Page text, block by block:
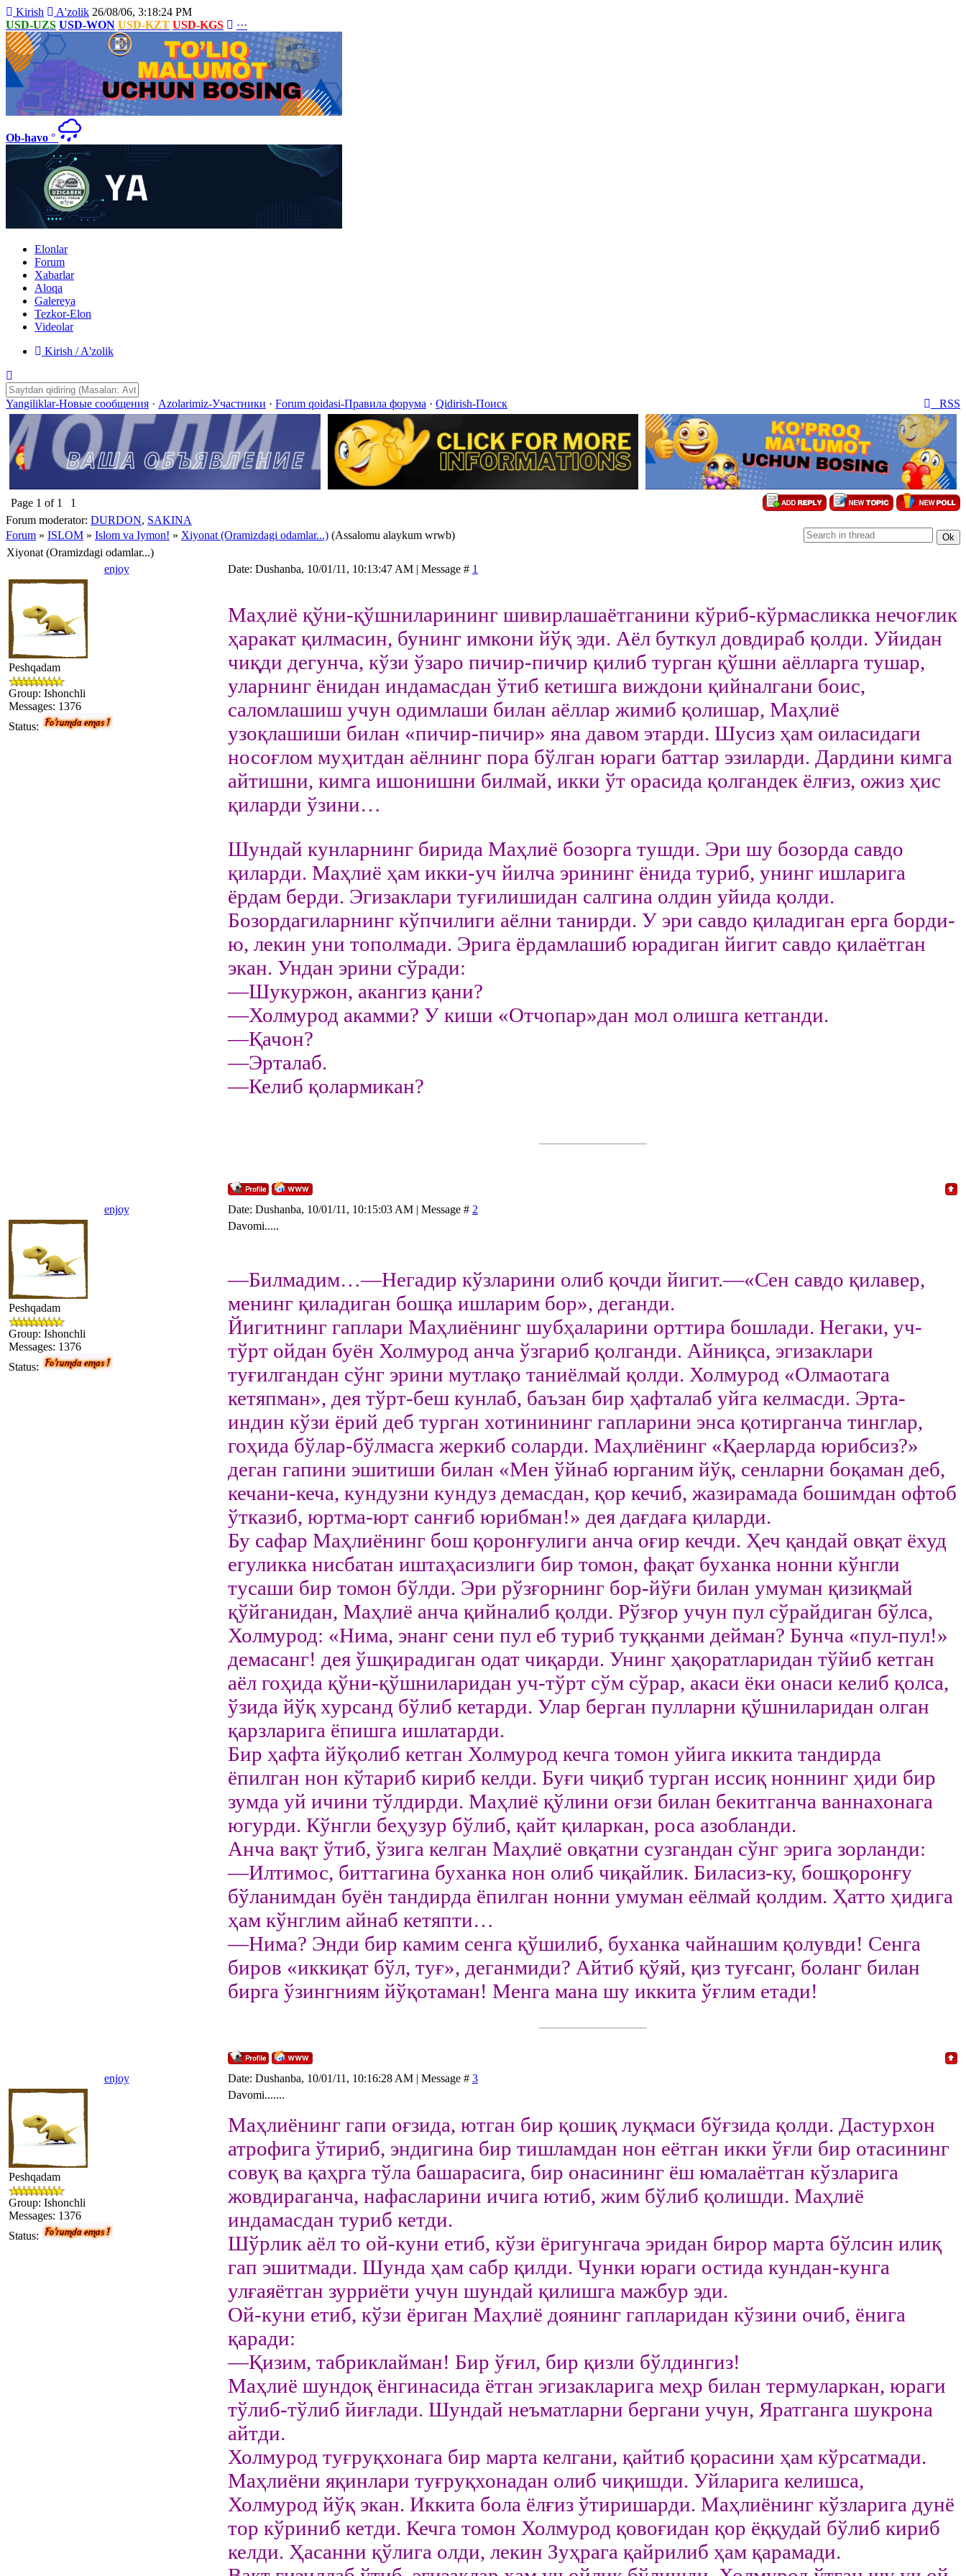
Kirish A'zolik 26/08/06, 3:18:24 PM
USD-UZS USD-WON USD-KZT USD-KGS ···
Ob-havo °
Elonlar
Forum
Xabarlar
Aloqa
Galereya
Tezkor-Elon
Videolar
Kirish / A'zolik
RSS
Yangiliklar-Новые сообщения · Azolarimiz-Участники · Forum qoidasi-Правила форума · Qidirish-Поиск
Page 1 of 1
1
Forum moderator: DURDON, SAKINA
Forum » ISLOM » Islom va Iymon! » Xiyonat (Oramizdagi odamlar...) (Assalomu alaykum wrwb)
Xiyonat (Oramizdagi odamlar...)
enjoy
Date: Dushanba, 10/01/11, 10:13:47 AM | Message # 1
Peshqadam
Group: Ishonchli
Messages: 1376
Status:
Маҳлиё қўни-қўшниларининг шивирлашаётганини кўриб-кўрмасликка нечоғлик
ҳаракат қилмасин, бунинг имкони йўқ эди. Аёл буткул довдираб қолди. Уйидан
чиқди дегунча, кўзи ўзаро пичир-пичир қилиб турган қўшни аёлларга тушар,
уларнинг ёнидан индамасдан ўтиб кетишга виждони қийналгани боис,
саломлашиш учун одимлаши билан аёллар жимиб қолишар, Маҳлиё
узоқлашиши билан «пичир-пичир» яна давом этарди. Шусиз ҳам оиласидаги
носоғлом муҳитдан аёлнинг пора бўлган юраги баттар эзиларди. Дардини кимга
айтишни, кимга ишонишни билмай, икки ўт орасида қолгандек ёлғиз, ожиз ҳис
қиларди ўзини…
Шундай кунларнинг бирида Маҳлиё бозорга тушди. Эри шу бозорда савдо
қиларди. Маҳлиё ҳам икки-уч йилча эрининг ёнида туриб, унинг ишларига
ёрдам берди. Эгизаклари туғилишидан салгина олдин уйида қолди.
Бозордагиларнинг кўпчилиги аёлни танирди. У эри савдо қиладиган ерга борди-
ю, лекин уни тополмади. Эрига ёрдамлашиб юрадиган йигит савдо қилаётган
экан. Ундан эрини сўради:
—Шукуржон, акангиз қани?
—Холмурод акамми? У киши «Отчопар»дан мол олишга кетганди.
—Қачон?
—Эрталаб.
—Келиб қолармикан?
enjoy Date: Dushanba, 10/01/11, 10:15:03 AM | Message # 2
Peshqadam
Group: Ishonchli
Messages: 1376
Status:
Davomi.....
—Билмадим…—Негадир кўзларини олиб қочди йигит.—«Сен савдо қилавер,
менинг қиладиган бошқа ишларим бор», деганди.
Йигитнинг гаплари Маҳлиёнинг шубҳаларини орттира бошлади. Негаки, уч-
тўрт ойдан буён Холмурод анча ўзгариб қолганди. Айниқса, эгизаклари
туғилгандан сўнг эрини мутлақо таниёлмай қолди. Холмурод «Олмаотага
кетяпман», дея тўрт-беш кунлаб, баъзан бир ҳафталаб уйга келмасди. Эрта-
индин кўзи ёрий деб турган хотинининг гапларини энса қотирганча тинглар,
гоҳида бўлар-бўлмасга жеркиб соларди. Маҳлиёнинг «Қаерларда юрибсиз?»
деган гапини эшитиши билан «Мен ўйнаб юрганим йўқ, сенларни боқаман деб,
кечани-кеча, кундузни кундуз демасдан, қор кечиб, жазирамада бошимдан офтоб
ўтказиб, юртма-юрт санғиб юрибман!» дея дағдаға қиларди.
Бу сафар Маҳлиёнинг бош қоронғулиги анча оғир кечди. Ҳеч қандай овқат ёхуд
егуликка нисбатан иштаҳасизлиги бир томон, фақат буханка нонни кўнгли
тусаши бир томон бўлди. Эри рўзғорнинг бор-йўғи билан умуман қизиқмай
қўйганидан, Маҳлиё анча қийналиб қолди. Рўзғор учун пул сўрайдиган бўлса,
Холмурод: «Нима, энанг сени пул еб туриб туққанми дейман? Бунча «пул-пул!»
демасанг! дея ўшқирадиган одат чиқарди. Унинг ҳақоратларидан тўйиб кетган
аёл гоҳида қўни-қўшниларидан уч-тўрт сўм сўрар, акаси ёки онаси келиб қолса,
ўзида йўқ хурсанд бўлиб кетарди. Улар берган пулларни қўшниларидан олган
қарзларига ёпишга ишлатарди.
Бир ҳафта йўқолиб кетган Холмурод кечга томон уйига иккита тандирда
ёпилган нон кўтариб кириб келди. Буғи чиқиб турган иссиқ ноннинг ҳиди бир
зумда уй ичини тўлдирди. Маҳлиё қўлини оғзи билан бекитганча ваннахонага
югурди. Кўнгли беҳузур бўлиб, қайт қиларкан, роса азобланди.
Анча вақт ўтиб, ўзига келган Маҳлиё овқатни сузгандан сўнг эрига зорланди:
—Илтимос, биттагина буханка нон олиб чиқайлик. Биласиз-ку, бошқоронғу
бўланимдан буён тандирда ёпилган нонни умуман еёлмай қолдим. Ҳатто ҳидига
ҳам кўнглим айнаб кетяпти…
—Нима? Энди бир камим сенга қўшилиб, буханка чайнашим қолувди! Сенга
биров «иккиқат бўл, туғ», деганмиди? Айтиб қўяй, қиз туғсанг, боланг билан
бирга ўзингниям йўқотаман! Менга мана шу иккита ўғлим етади!
enjoy Date: Dushanba, 10/01/11, 10:16:28 AM | Message # 3
Peshqadam
Group: Ishonchli
Messages: 1376
Status:
Davomi.......
Маҳлиёнинг гапи оғзида, ютган бир қошиқ луқмаси бўғзида қолди. Дастурхон
атрофига ўтириб, эндигина бир тишламдан нон еётган икки ўғли бир отасининг
совуқ ва қаҳрга тўла башарасига, бир онасининг ёш юмалаётган кўзларига
жовдираганча, нафасларини ичига ютиб, жим бўлиб қолишди. Маҳлиё
индамасдан туриб кетди.
Шўрлик аёл то ой-куни етиб, кўзи ёригунгача эридан бирор марта бўлсин илиқ
гап эшитмади. Шунда ҳам сабр қилди. Чунки юраги остида кундан-кунга
улғаяётган зурриёти учун шундай қилишга мажбур эди.
Ой-куни етиб, кўзи ёриган Маҳлиё доянинг гапларидан кўзини очиб, ёнига
қаради:
—Қизим, табриклайман! Бир ўғил, бир қизли бўлдингиз!
Маҳлиё шундоқ ёнгинасида ётган эгизакларига меҳр билан термуларкан, юраги
тўлиб-тўлиб йиғлади. Шундай неъматларни бергани учун, Яратганга шукрона
айтди.
Холмурод туғруқхонага бир марта келгани, қайтиб қорасини ҳам кўрсатмади.
Маҳлиёни яқинлари туғруқхонадан олиб чиқишди. Уйларига келишса,
Холмурод йўқ экан. Иккита бола ёлғиз ўтиришарди. Маҳлиёнинг кўзларига дунё
тор кўриниб кетди. Кечга томон Холмурод қовоғидан қор ёққудай бўлиб кириб
келди. Ҳасанни қўлига олди, лекин Зуҳрага қайрилиб ҳам қарамади.